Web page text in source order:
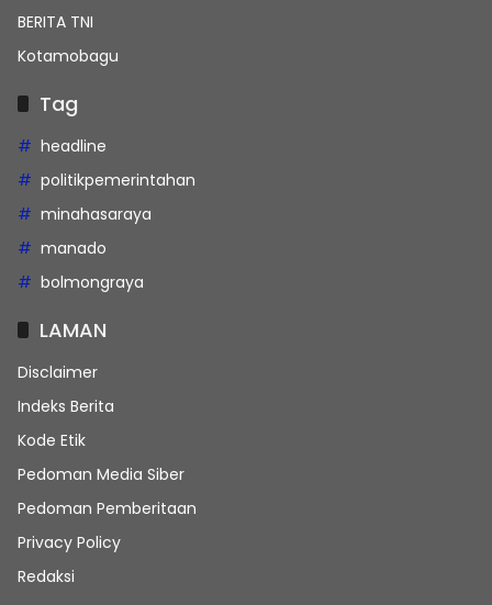
BERITA TNI
Kotamobagu
Tag
headline
politikpemerintahan
minahasaraya
manado
bolmongraya
LAMAN
Disclaimer
Indeks Berita
Kode Etik
Pedoman Media Siber
Pedoman Pemberitaan
Privacy Policy
Redaksi